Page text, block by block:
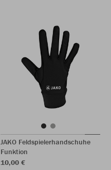
JAKO Feldspielerhandschuhe
Funktion
10,00 €